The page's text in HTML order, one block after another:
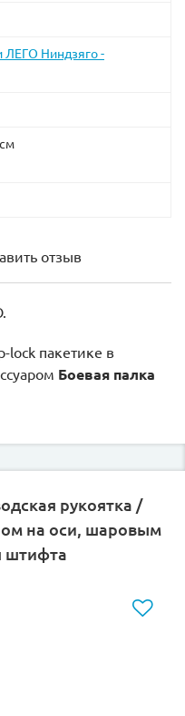
ЛЕГО Ниндзяго -
отзыв
lock пакетике в
Боевая палка
рукоятка /
на оси, шаровым
штифта